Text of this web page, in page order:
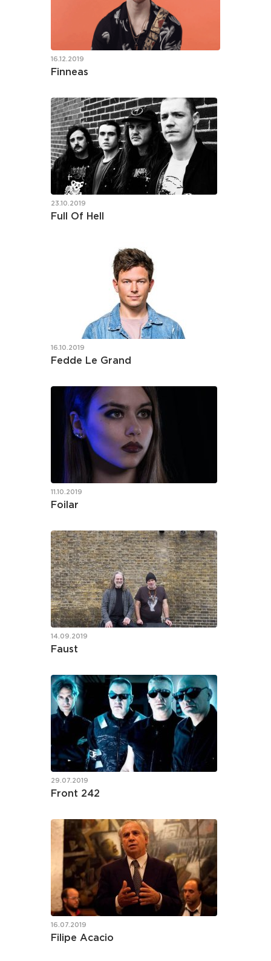
16.12.2019
Finneas
23.10.2019
Full Of Hell
16.10.2019
Fedde Le Grand
11.10.2019
Foilar
14.09.2019
Faust
29.07.2019
Front 242
16.07.2019
Filipe Acacio